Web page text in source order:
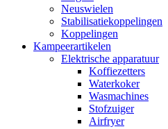
Neuswielen
Stabilisatiekoppelingen
Koppelingen
Kampeerartikelen
Elektrische apparatuur
Koffiezetters
Waterkoker
Wasmachines
Stofzuiger
Airfryer